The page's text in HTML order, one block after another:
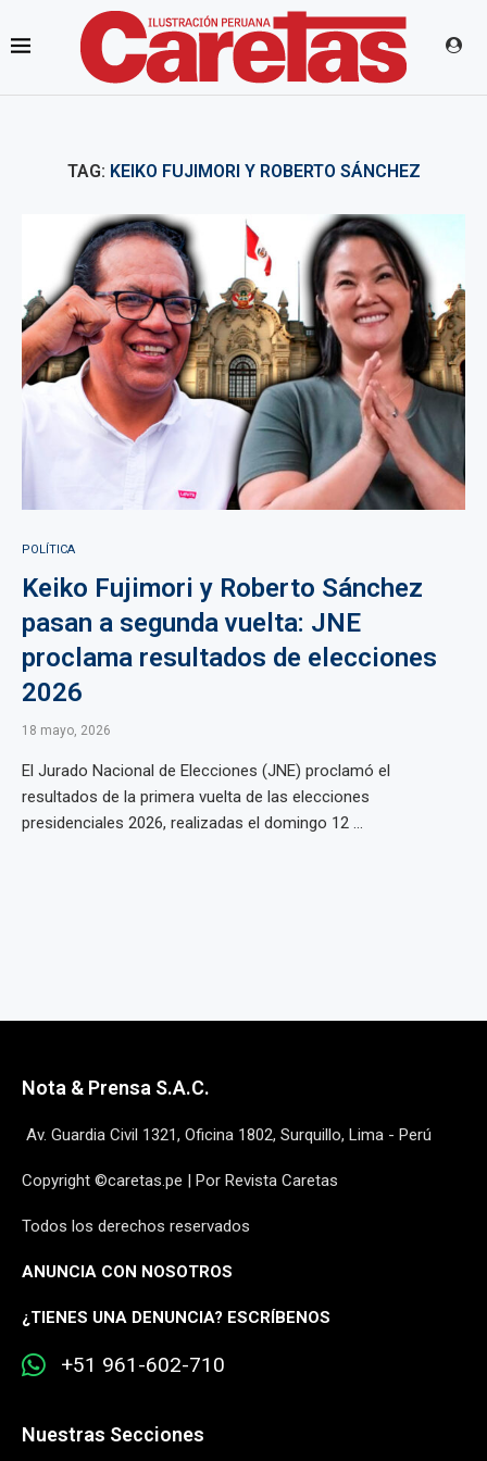
TAG: KEIKO FUJIMORI Y ROBERTO SÁNCHEZ
POLÍTICA
Keiko Fujimori y Roberto Sánchez
pasan a segunda vuelta: JNE
proclama resultados de elecciones
2026
18 mayo, 2026
El Jurado Nacional de Elecciones (JNE) proclamó el
resultados de la primera vuelta de las elecciones
presidenciales 2026, realizadas el domingo 12 ...
Nota & Prensa S.A.C.
Av. Guardia Civil 1321, Oficina 1802, Surquillo, Lima - Perú
Copyright ©caretas.pe | Por Revista Caretas
Todos los derechos reservados
ANUNCIA CON NOSOTROS
¿TIENES UNA DENUNCIA? ESCRÍBENOS
+51 961-602-710
Nuestras Secciones